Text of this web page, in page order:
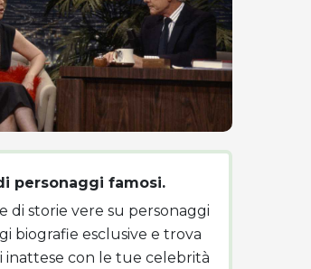
personaggi famosi.
di storie vere su personaggi
biografie esclusive e trova
inattese con le tue celebrità